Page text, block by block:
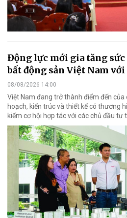
Động lực mới gia tăng
bất động sản Việt Nam với
08/08/2026 14:00
Việt Nam đang trở thành điểm đến của
hoạch, kiến trúc và thiết kế có thương
kiếm cơ hội hợp tác với các chủ đầu tư